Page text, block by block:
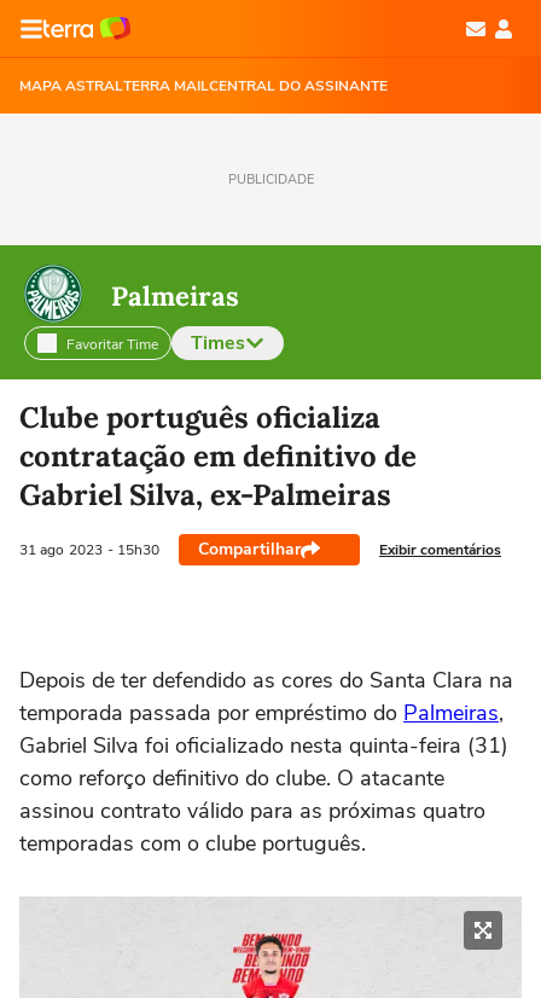
MAPA ASTRALTERRA MAILCENTRAL DO ASSINANTE
PUBLICIDADE
Palmeiras
Favoritar Time Times
Selecione o time para ver as notícias
Clube português oficializa
contratação em definitivo de
Gabriel Silva, ex-Palmeiras
31 ago 2023 - 15h30 Compartilhar Exibir comentários
Depois de ter defendido as cores do Santa Clara na
temporada passada por empréstimo do Palmeiras,
Gabriel Silva foi oficializado nesta quinta-feira (31)
como reforço definitivo do clube. O atacante
assinou contrato válido para as próximas quatro
temporadas com o clube português.